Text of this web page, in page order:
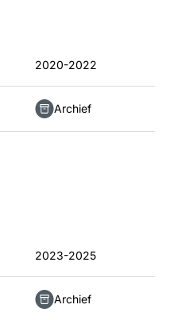
2020-2022
Archief
2023-2025
Archief